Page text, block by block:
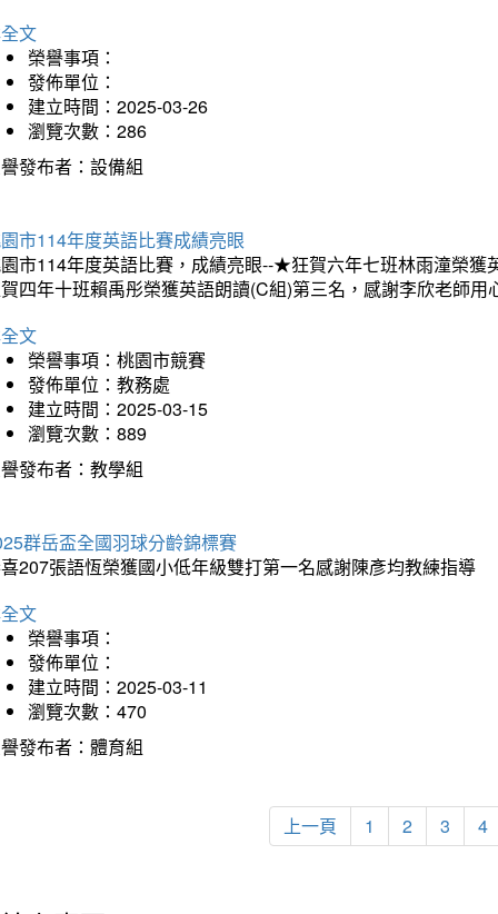
文
榮譽事項：
發佈單位：
建立時間：2025-03-26
瀏覽次數：286
發布者：設備組
市114年度英語比賽成績亮眼
市114年度英語比賽，成績亮眼--★狂賀六年七班林雨潼榮
四年十班賴禹彤榮獲英語朗讀(C組)第三名，感謝李欣老師
文
榮譽事項：桃園市競賽
發佈單位：教務處
建立時間：2025-03-15
瀏覽次數：889
發布者：教學組
群岳盃全國羽球分齡錦標賽
207張語恆榮獲國小低年級雙打第一名感謝陳彥均教練指導
文
榮譽事項：
發佈單位：
建立時間：2025-03-11
瀏覽次數：470
發布者：體育組
上一頁 1 2 3 4